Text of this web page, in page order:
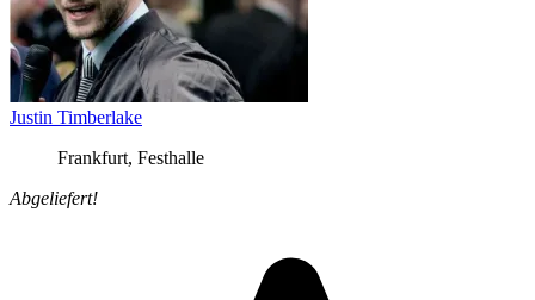
Justin Timberlake
Frankfurt, Festhalle
Abgeliefert!